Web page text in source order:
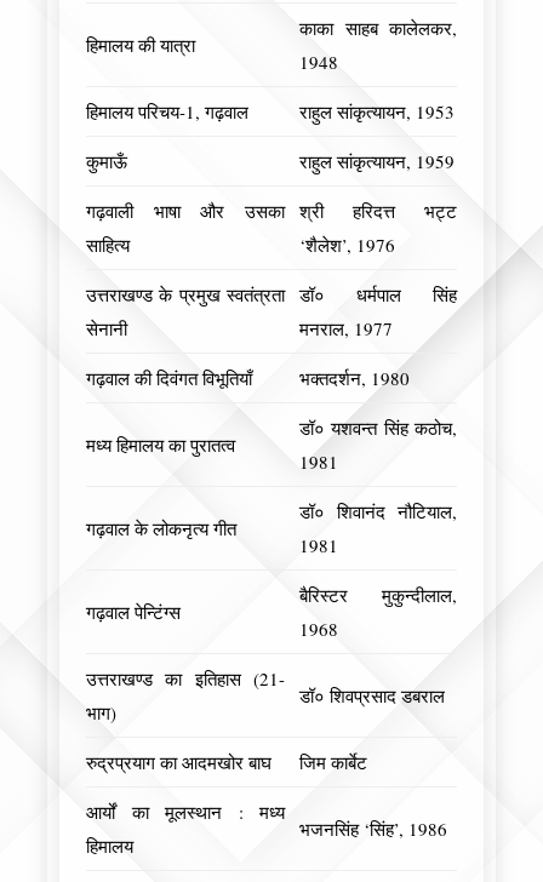
हिमालय की यात्रा
काका साहब कालेलकर,
1948
हिमालय परिचय-1, गढ़वाल राहुल सांकृत्यायन, 1953
कुमाऊँ राहुल सांकृत्यायन, 1959
गढ़वाली भाषा और उसका
साहित्य
श्री हरिदत्त भट्ट
‘शैलेश’, 1976
उत्तराखण्ड के प्रमुख स्वतंत्रता
सेनानी
डॉ० धर्मपाल सिंह
मनराल, 1977
गढ़वाल की दिवंगत विभूतियाँ भक्तदर्शन, 1980
मध्य हिमालय का पुरातत्व
डॉ० यशवन्त सिंह कठोच,
1981
गढ़वाल के लोकनृत्य गीत
डॉ० शिवानंद नौटियाल,
1981
गढ़वाल पेन्टिंग्स
बैरिस्टर मुकुन्दीलाल,
1968
उत्तराखण्ड का इतिहास (21-
भाग)
डॉ० शिवप्रसाद डबराल
रुद्रप्रयाग का आदमखोर बाघ जिम कार्बेट
आर्यों का मूलस्थान : मध्य
हिमालय
भजनसिंह ‘सिंह’, 1986